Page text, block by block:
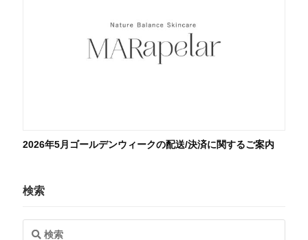
2026年5月ゴールデンウィークの配送/決済に関するご案内
検索